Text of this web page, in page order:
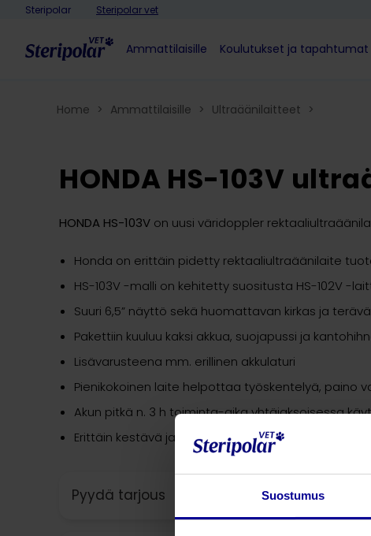
Suostumus
Skip to content
Steripolar Steripolar vet
Ammattilaisille Koulutukset ja tapahtumat
Home > Ammattilaisille > Ultraäänilaitteet >
HONDA HS-103V
HONDA HS-103V on uusi väridoppler
Honda on erittäin pidetty rektaaliultraäänilaite
HS-103V -malli on kehitetty suositusta HS-102V -
Suuri 6,5” näyttö sekä huomattavan kirkas ja
Pakettiin kuuluu kaksi akkua, suojapussi ja
Lisävarusteena mm. erillinen akkulaturi
Pienikokoinen laite helpottaa työskentelyä, paino
Akun pitkä n. 3 h toiminta-aika yhtäjaksoisessa
Erittäin kestävä ja pitkäikäinen akku tuo säästöä
Pyydä tarjous